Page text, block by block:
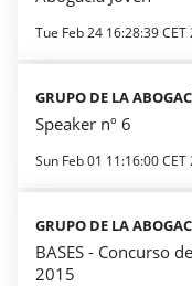
Tue Feb 24 16:28:39 CET
GRUPO DE LA
Speaker nº 6
Sun Feb 01 11:16:00 CET
GRUPO DE LA
BASES - Concurso
2015